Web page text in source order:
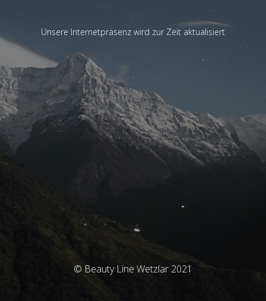
Unsere Internetpräsenz wird zur Zeit aktualisiert
© Beauty Line Wetzlar 2021